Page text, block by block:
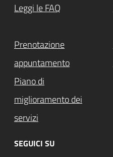
Leggi le FAQ
Prenotazione
appuntamento
Piano di
miglioramento dei
servizi
SEGUICI SU